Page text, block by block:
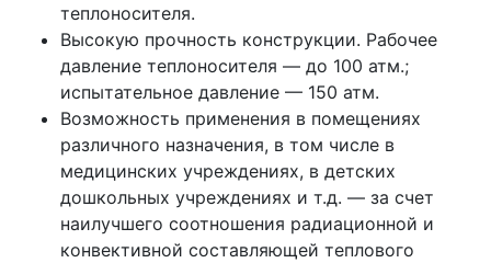
теплоносителя.
Высокую прочность конструкции. Рабочее
давление теплоносителя — до 100 атм.;
испытательное давление — 150 атм.
Возможность применения в помещениях
различного назначения, в том числе в
медицинских учреждениях, в детских
дошкольных учреждениях и т.д. — за счет
наилучшего соотношения радиационной и
конвективной составляющей теплового